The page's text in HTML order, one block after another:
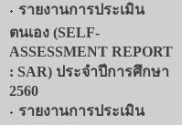
รายงานการประเมิน
ตนเอง (SELF-
ASSESSMENT REPORT
: SAR) ประจำปีการศึกษา
2560
รายงานการประเมิน